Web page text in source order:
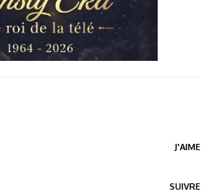
J'AIME
SUIVRE